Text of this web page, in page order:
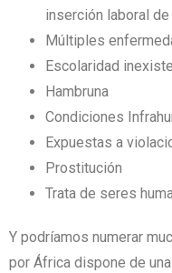
inserción laboral
Múltiples
Escolaridad
Hambruna
Condiciones
Expuestas a
Prostitución
Trata de seres
Y podríamos numerar
por África dispone de